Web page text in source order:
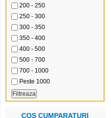
200 - 250
250 - 300
300 - 350
350 - 400
400 - 500
500 - 700
700 - 1000
Peste 1000
COS CUMPARATURI